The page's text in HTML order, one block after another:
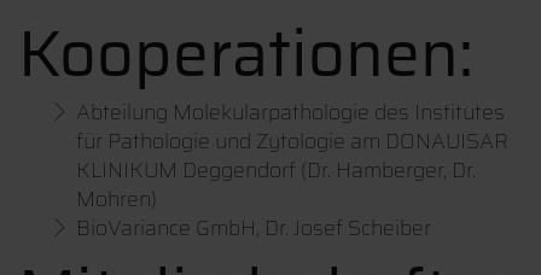
Kooperationen:
Abteilung Molekularpathologie des Institutes
für Pathologie und Zytologie am DONAUISAR
KLINIKUM Deggendorf (Dr. Hamberger, Dr.
Mohren)
BioVariance GmbH, Dr. Josef Scheiber